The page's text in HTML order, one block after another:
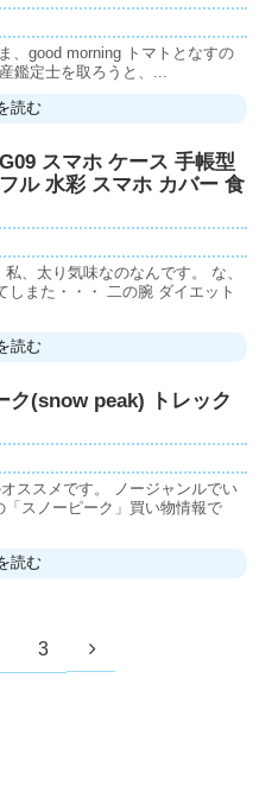
、good morning トマトとなすの
鑑定士を取ろうと、...
読む
スマホ ケース 手帳型
ル 水彩 スマホ カバー 食
、太り気味なのなんです。 な、
しまた・・・ 二の腕 ダイエット
読む
ク(snow peak) トレック
ススメです。 ノージャンルでい
スノーピーク」買い物情報で
読む
3